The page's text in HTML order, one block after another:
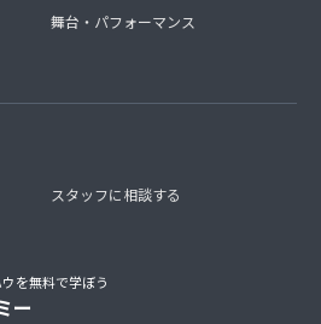
舞台・パフォーマンス
スタッフに相談する
を無料で学ぼう
ー